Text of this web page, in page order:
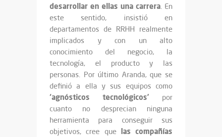
desarrollar en ellas una carrera. En
este sentido, insistió en
departamentos de RRHH realmente
implicados y con un alto
conocimiento del negocio, la
tecnología, el producto y las
personas. Por último Aranda, que se
definió a ella y sus equipos como
‘agnósticos tecnológicos’ por
cuanto no desprecian ninguna
herramienta para conseguir sus
objetivos, cree que las compañías